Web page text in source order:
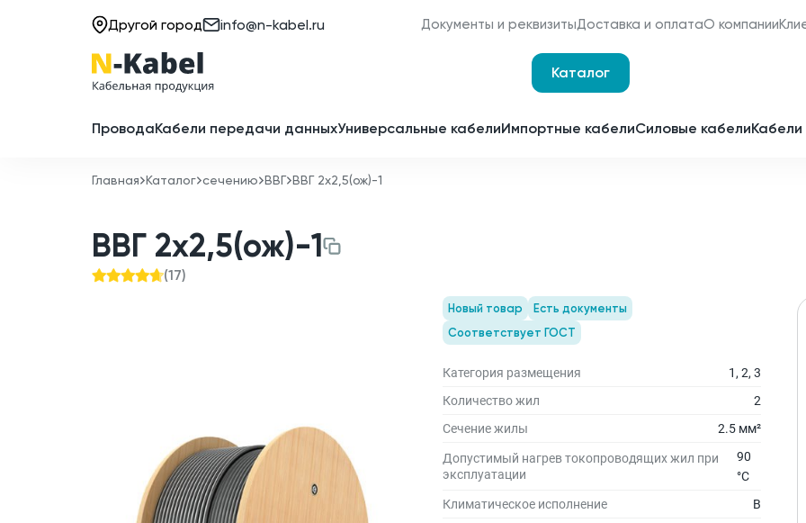
Другой город info@n-kabel.ru Документы и реквизитыДоставка и оплатаО компании
Наши сертификаты
Оплата и доставка
Каталог
ПроводаКабели передачи данныхУниверсальные кабелиИмпортные кабелиСиловые кабелиКабели
Главная Каталог сечению ВВГ ВВГ 2x2,5(ож)-1
ВВГ 2x2,5(ож)-1
(17)
Новый товар
Есть документы
Соответствует ГОСТ
Категория размещения
1, 2, 3
Количество жил
2
Сечение жилы
2.5 мм²
Допустимый нагрев токопроводящих жил при
эксплуатации
90
°С
Климатическое исполнение
В